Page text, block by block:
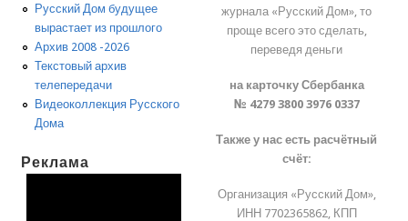
Русский Дом будущее
вырастает из прошлого
Архив 2008 -2026
Текстовый архив
телепередачи
Видеоколлекция Русского
Дома
Реклама
журнала «Русский Дом», то
проще всего это сделать,
переведя деньги
на карточку Сбербанка
№ 4279 3800 3976 0337
Также у нас есть расчётный
счёт:
Организация «Русский Дом»,
ИНН 7702365862, КПП